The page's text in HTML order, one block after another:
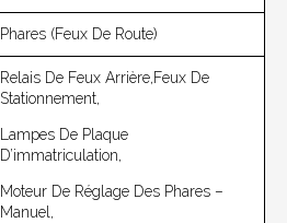
Phares (feux De Route)
Relais De Feux Arrière,feux De
Stationnement,
Lampes De Plaque
D’immatriculation,
Moteur De Réglage Des Phares –
Manuel,